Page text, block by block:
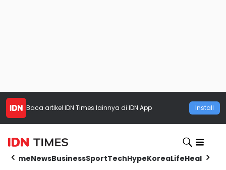
Baca artikel IDN Times lainnya di IDN App Install
HomeNewsBusinessSportTechHypeKoreaLifeHealth